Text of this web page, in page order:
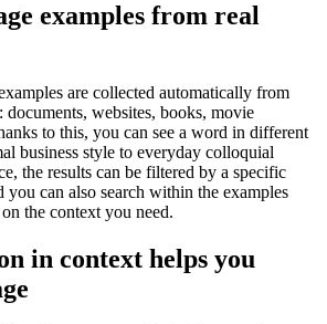
examples from real
are collected automatically from
documents, websites, books, movie
to this, you can see a word in different
business style to everyday colloquial
the results can be filtered by a specific
you can also search within the examples
the context you need.
in context helps you